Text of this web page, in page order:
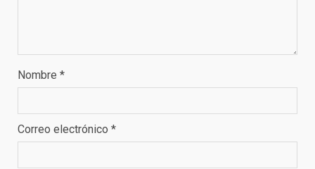
Nombre *
Correo electrónico *